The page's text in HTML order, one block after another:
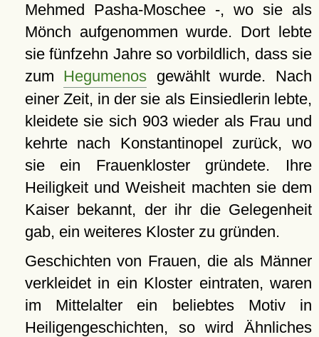
Mehmed Pasha-Moschee -, wo sie als
Mönch aufgenommen wurde. Dort lebte
sie fünfzehn Jahre so vorbildlich, dass sie
zum Hegumenos gewählt wurde. Nach
einer Zeit, in der sie als Einsiedlerin lebte,
kleidete sie sich 903 wieder als Frau und
kehrte nach Konstantinopel zurück, wo
sie ein Frauenkloster gründete. Ihre
Heiligkeit und Weisheit machten sie dem
Kaiser bekannt, der ihr die Gelegenheit
gab, ein weiteres Kloster zu gründen.
Geschichten von Frauen, die als Männer
verkleidet in ein Kloster eintraten, waren
im Mittelalter ein beliebtes Motiv in
Heiligengeschichten, so wird Ähnliches